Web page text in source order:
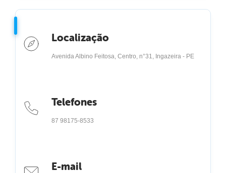
Localização
Avenida Albino Feitosa, Centro, n°31, Ingazeira - PE
Telefones
87 98175-8533
E-mail